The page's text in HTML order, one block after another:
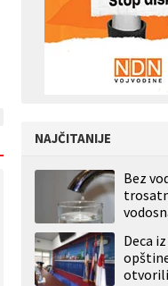
NAJČITANIJE
Bez
Deca